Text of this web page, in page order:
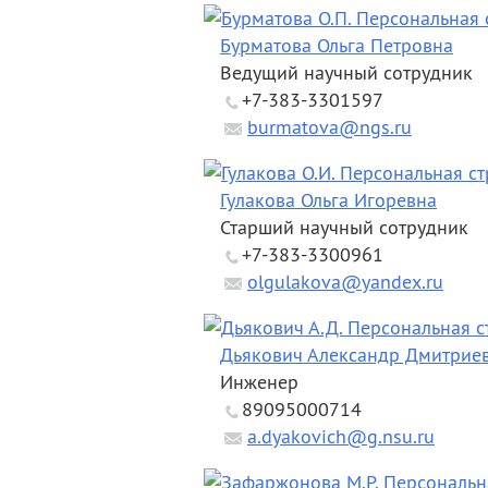
Бурматова Ольга Петровна
Ведущий научный сотрудник
+7-383-3301597
burmatova@ngs.ru
Гулакова Ольга Игоревна
Старший научный сотрудник
+7-383-3300961
olgulakova@yandex.ru
Дьякович Александр
Инженер
89095000714
a.dyakovich@g.nsu.ru